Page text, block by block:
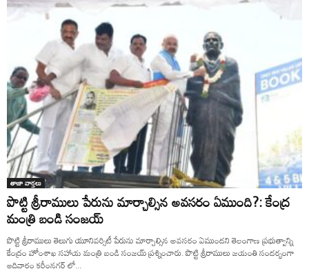
తాజా వార్తలు
పొట్టి శ్రీరాములు పేరును మార్చాల్సిన అవసరం ఏముంది?: కేంద్ర
మంత్రి బండి సంజయ్
పొట్టి శ్రీరాములు తెలుగు యూనివర్సిటీ పేరును మార్చాల్సిన అవసరం ఏముందని తెలంగాణ ప్రభుత్వాన్ని
కేంద్రం హోంశాఖ సహాయ మంత్రి బండి సంజయ్ ప్రశ్నించారు. పొట్టి శ్రీరాములు జయంతి సందర్భంగా
ఆదివారం కరీంనగర్ లో...